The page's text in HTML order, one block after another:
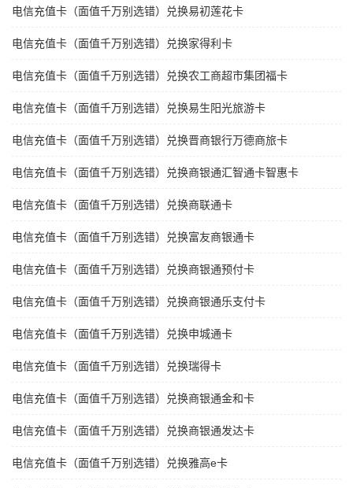
电信充值卡（面值千万别选错）兑换易初莲花卡
电信充值卡（面值千万别选错）兑换家得利卡
电信充值卡（面值千万别选错）兑换农工商超市集团福卡
电信充值卡（面值千万别选错）兑换易生阳光旅游卡
电信充值卡（面值千万别选错）兑换晋商银行万德商旅卡
电信充值卡（面值千万别选错）兑换商银通汇智通卡智惠卡
电信充值卡（面值千万别选错）兑换商联通卡
电信充值卡（面值千万别选错）兑换富友商银通卡
电信充值卡（面值千万别选错）兑换商银通预付卡
电信充值卡（面值千万别选错）兑换商银通乐支付卡
电信充值卡（面值千万别选错）兑换申城通卡
电信充值卡（面值千万别选错）兑换瑞得卡
电信充值卡（面值千万别选错）兑换商银通金和卡
电信充值卡（面值千万别选错）兑换商银通发达卡
电信充值卡（面值千万别选错）兑换雅高e卡